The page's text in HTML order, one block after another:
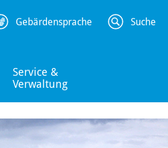
Service &
Verwaltung
Gebärdensprache Suche